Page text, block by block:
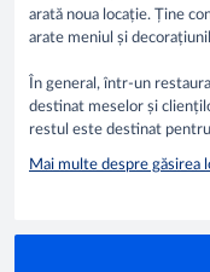
arată noua locație. Ține
arate meniul și
În general, într-un
destinat meselor și
restul este destinat
Mai multe despre găsirea